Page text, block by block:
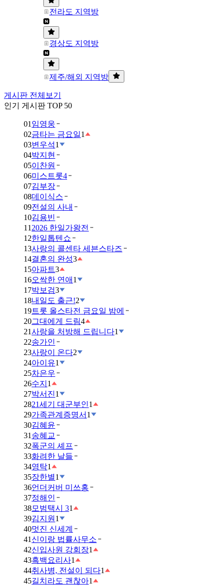
전라도 지역방
경상도 지역방
제주/해외 지역방
게시판 전체보기
인기 게시판 TOP 50
01 임영웅
02금타는 금요일1
03변우석1
04박지현
05이찬원
06미스트롯4
07김부장
08데이식스
09전설의 사내
10김용빈
11 2026 한일가왕전
12한일톱텐쇼
13사랑의 콜센타 세븐스타즈
14결혼의 완성3
15아파트3
16오싹한 연애 1
17박보검3
18내일도 출근!2
19트롯 올스타전 금요일 밤에
20그대에게 드림4
21사랑을 처방해 드립니다1
22송가인
23사랑이 온다2
24아이유1
25차은우
26수지 1
27박서진1
2821세기 대군부인1
29가족관계증명서 1
30김혜윤
31 송혜교
32폭군의 셰프
33화려한 날들
34영탁1
35장한별1
36언더커버 미쓰홍
37정해인
38모범택시 31
39김지원 1
40멋진 신세계
41 신이랑 법률사무소
42신입사원 강회장1
43흑백요리사1
44취사병, 전설이 되다1
45길치라도 괜찮아1